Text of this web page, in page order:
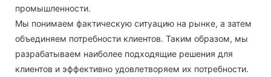
промышленности.
Мы понимаем фактическую ситуацию на рынке, а затем
объединяем потребности клиентов. Таким образом, мы
разрабатываем наиболее подходящие решения для
клиентов и эффективно удовлетворяем их потребности.